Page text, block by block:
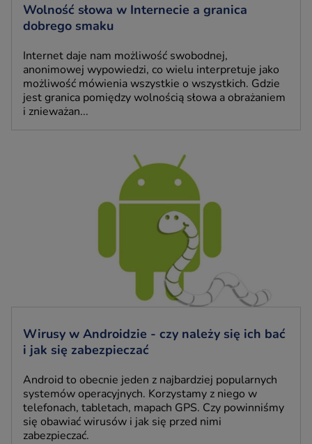
Wolność słowa w Internecie a granica
dobrego smaku
Internet daje nam możliwość swobodnej,
anonimowej wypowiedzi, co wielu interpretuje jako
możliwość mówienia wszystkie o wszystkich. Gdzie
jest granica pomiędzy wolnością słowa a obrażaniem
i znieważan...
Wirusy w Androidzie - czy należy się ich bać
i jak się zabezpieczać
Android to obecnie jeden z najbardziej popularnych
systemów operacyjnych. Korzystamy z niego w
telefonach, tabletach, mapach GPS. Czy powinniśmy
się obawiać wirusów i jak się przed nimi
zabezpieczać.